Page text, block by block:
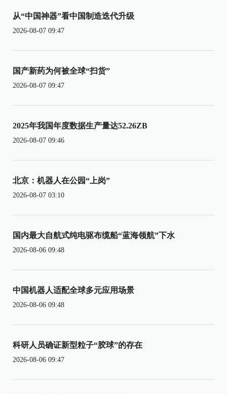
从“中国神器”看中国制造迭代升级
2026-08-07 09:47
国产新药为何被全球“扫货”
2026-08-07 09:47
2025年我国年度数据生产量达52.26ZB
2026-08-07 09:46
北京：机器人在公园“上岗”
2026-08-07 03:10
国内最大自航式纯电驱布缆船“蓝海领航”下水
2026-08-06 09:48
中国机器人适配全球多元应用场景
2026-08-06 09:48
科研人员确证新型粒子“胶球”的存在
2026-08-06 09:47